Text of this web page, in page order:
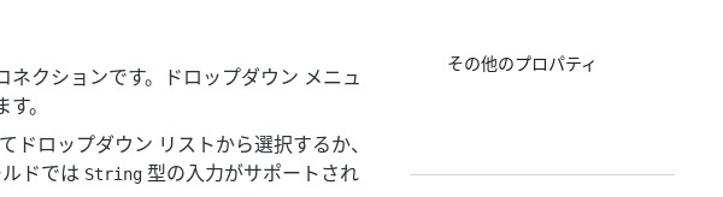
クションです。ドロップダウン メニュ
。
ロップダウン リストから選択するか、
ドでは String 型の入力がサポートされ
その他のプロパティ